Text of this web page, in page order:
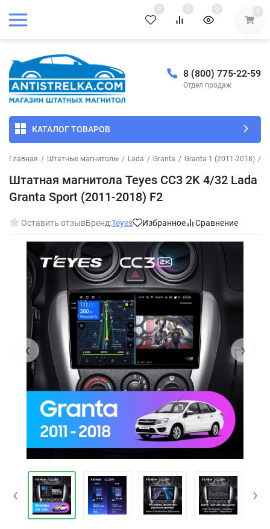
0 0 0 0
8 (800) 775-22-59
Отдел продаж
КАТАЛОГ ТОВАРОВ
Главная / Штатные магнитолы / Lada / Granta / Granta 1 (2011-2018) /
Штатная магнитола Teyes CC3 2K 4/32 Lada
Granta Sport (2011-2018) F2
Оставить отзывБренд:Teyes Избранное Сравнение
‹ ›
‹ ›